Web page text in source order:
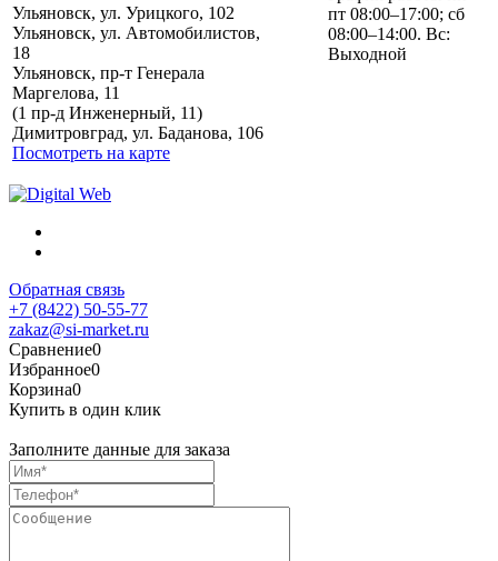
Ульяновск, ул. Урицкого, 102
Ульяновск, ул. Автомобилистов,
18
Ульяновск, пр-т Генерала
Маргелова, 11
(1 пр-д Инженерный, 11)
Димитровград, ул. Баданова, 106
Посмотреть на карте
пт 08:00–17:00; сб
08:00–14:00. Вс:
Выходной
Обратная связь
+7 (8422) 50-55-77
zakaz@si-market.ru
Сравнение0
Избранное0
Корзина0
Купить в один клик
Заполните данные для заказа